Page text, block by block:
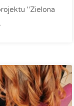
"Zielona